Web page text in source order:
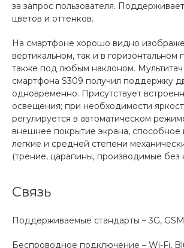
за запрос пользователя.
цветов и оттенков.
На смартфоне хорошо видно
вертикальном, так и в горизонтальном
также под любым наклоном.
смартфона S309 получил поддержку
одновременно. Присутствует
освещения; при необходимости
регулируется в автоматическом
внешнее покрытие экрана, способное
легкие и средней степени
(трение, царапины, производимые без
Связь
Поддерживаемые стандарты – 3G,
Беспроводное подключение – Wi-Fi,